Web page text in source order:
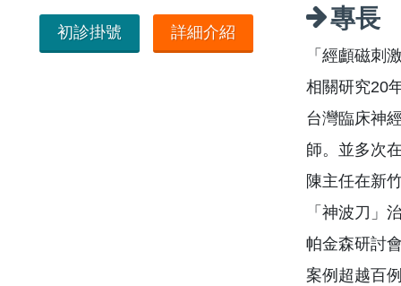
初診掛號 詳細介紹 專長
「經顱磁刺
相關研究20
台灣臨床神
師。並多次
陳主任在新
「神波刀」
帕金森研討
案例超越百